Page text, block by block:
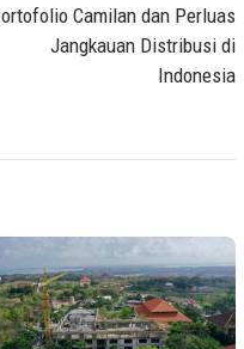
Camilan dan Perluas
Jangkauan Distribusi di
Indonesia